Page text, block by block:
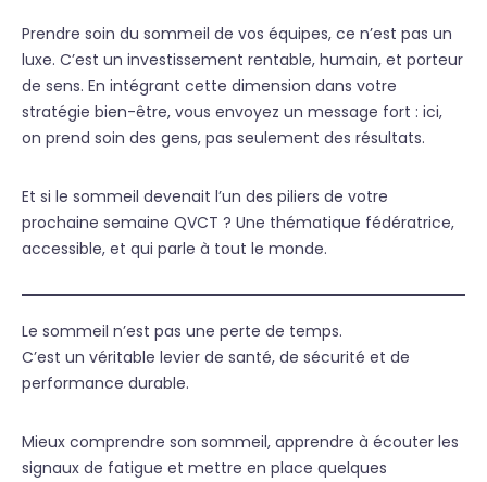
Prendre soin du sommeil de vos équipes, ce n’est pas un
luxe. C’est un investissement rentable, humain, et porteur
de sens. En intégrant cette dimension dans votre
stratégie bien-être, vous envoyez un message fort : ici,
on prend soin des gens, pas seulement des résultats.
Et si le sommeil devenait l’un des piliers de votre
prochaine semaine QVCT ? Une thématique fédératrice,
accessible, et qui parle à tout le monde.
Le sommeil n’est pas une perte de temps.
C’est un véritable levier de santé, de sécurité et de
performance durable.
Mieux comprendre son sommeil, apprendre à écouter les
signaux de fatigue et mettre en place quelques